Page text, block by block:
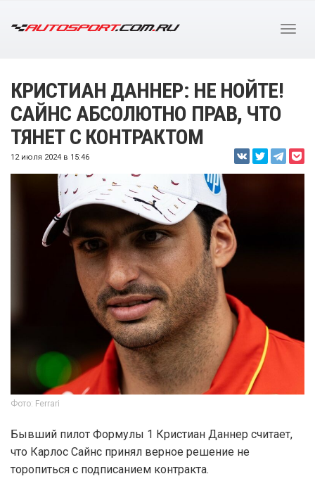
КРИСТИАН ДАННЕР: НЕ НОЙТЕ!
САЙНС АБСОЛЮТНО ПРАВ, ЧТО
ТЯНЕТ С КОНТРАКТОМ
12 июля 2024 в 15:46
Фото: Ferrari
Бывший пилот Формулы 1 Кристиан Даннер считает,
что Карлос Сайнс принял верное решение не
торопиться с подписанием контракта.